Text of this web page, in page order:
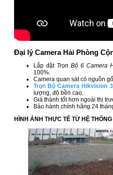
Đại lý Camera Hải Phòng
Lắp đặt Trọn Bộ 6 Camera
100%.
Camera quan sát có nguồn
Trọn Bộ Camera Hikvision
lượng, độ bền cao.
Giá thành tốt hơn ngoài thị
Bảo hành chính hãng 24
HÌNH ẢNH THỰC TẾ TỪ HỆ